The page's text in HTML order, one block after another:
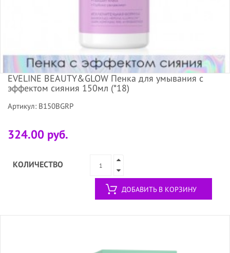
EVELINE BEAUTY&GLOW Пенка для умывания с
эффектом сияния 150мл (*18)
Артикул: B150BGRP
324.00 руб.
КОЛИЧЕСТВО
ДОБАВИТЬ В КОРЗИНУ